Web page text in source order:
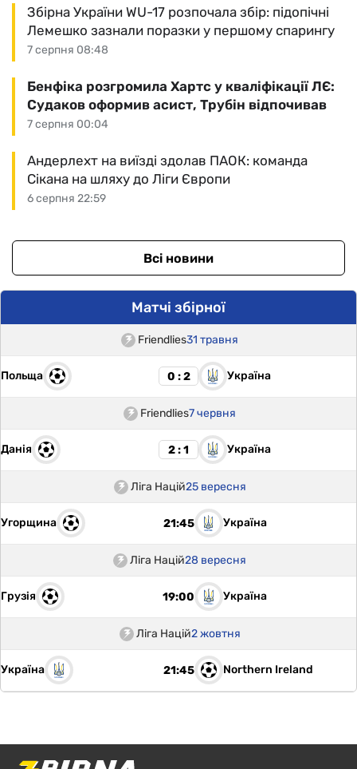
7 серпня 08:48
Збірна України WU-17 розпочала збір: підопічні
Лемешко зазнали поразки у першому спарингу
7 серпня 00:04
Бенфіка розгромила Хартс у кваліфікації ЛЄ:
Судаков оформив асист, Трубін відпочивав
6 серпня 22:59
Андерлехт на виїзді здолав ПАОК: команда
Сікана на шляху до Ліги Європи
Всі новини
Матчі збірної
Friendlies31 травня
Польща 0 : 2 Україна
Friendlies7 червня
Данія 2 : 1 Україна
Ліга Націй25 вересня
Угорщина 21:45 Україна
Ліга Націй28 вересня
Грузія 19:00 Україна
Ліга Націй2 жовтня
Україна 21:45 Northern Ireland